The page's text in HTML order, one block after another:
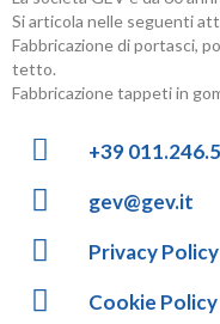
Si articola nelle seguenti
Fabbricazione di portasci,
tetto.
Fabbricazione tappeti in
+39
gev@gev.it
Privacy Policy
Cookie Policy